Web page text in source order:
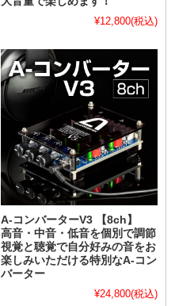
¥12,800(税込)
A-コンバーターV3 【8ch】
高音・中音・低音を個別で調節
視覚と聴覚で自分好みの音をお
楽しみいただける特別なA-コン
バーター
¥24,800(税込)